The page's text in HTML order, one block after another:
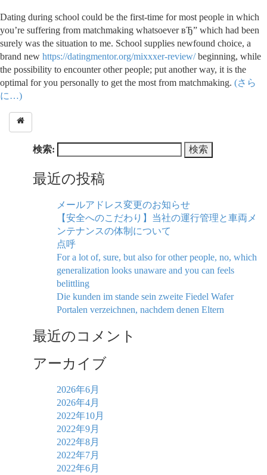
Dating during school could be the first-time for most people in which
you’re suffering from matchmaking whatsoever вЂ” which had been
surely was the situation to me. School supplies newfound choice, a
brand new https://datingmentor.org/mixxxer-review/beginning, while
the possibility to encounter other people; put another way, it is the
optimal for you personally to get the most from matchmaking. (さら
に…)
検索:
最近の投稿
メールアドレス変更のお知らせ
【安全へのこだわり】当社の運行管理と車両メ
ンテナンスの体制について
点呼
For a lot of, sure, but also for other people, no, which
generalization looks unaware and you can feels
belittling
Die kunden im stande sein zweite Fiedel Wafer
Portalen verzeichnen, nachdem denen Eltern
最近のコメント
アーカイブ
2026年6月
2026年4月
2022年10月
2022年9月
2022年8月
2022年7月
2022年6月